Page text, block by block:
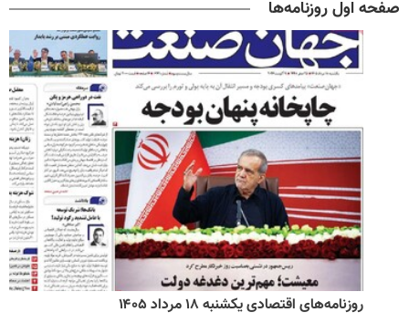
صفحه اول روزنامه‌ها
روزنامه‌های اقتصادی یکشنبه ۱۸ مرداد ۱۴۰۵